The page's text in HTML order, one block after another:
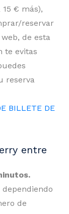
€ más),
reservar
de esta
te evitas
reserva
BILLETE DE
entre
de